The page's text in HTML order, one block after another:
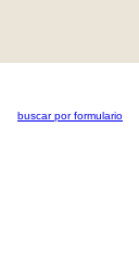
buscar por formulario